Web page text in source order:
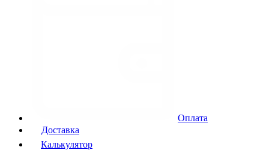
Оплата
Доставка
Калькулятор